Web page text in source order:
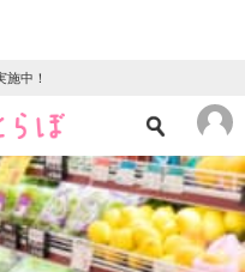
中！
ース
ズ